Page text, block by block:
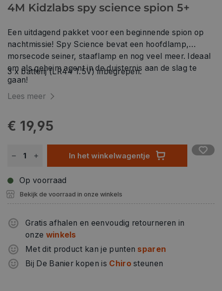
4M Kidzlabs spy science spion 5+
Een uitdagend pakket voor een beginnende spion op
nachtmissie! Spy Science bevat een hoofdlamp,
morsecode seiner, staaflamp en nog veel meer. Ideaal
om als geheim agent in de duisternis aan de slag te
gaan!
3 x batterij (LR44 1.5V) inbegrepen.
Lees meer
€ 19,95
In het winkelwagentje
Op voorraad
Bekijk de voorraad in onze winkels
Gratis afhalen en eenvoudig retourneren in
onze winkels
Met dit product kan je punten sparen
Bij De Banier kopen is Chirosteunen